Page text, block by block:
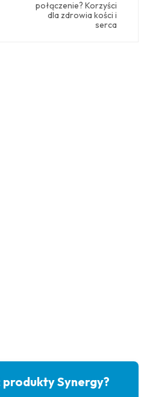
połączenie? Korzyści
dla zdrowia kości i
serca
produkty Synergy?